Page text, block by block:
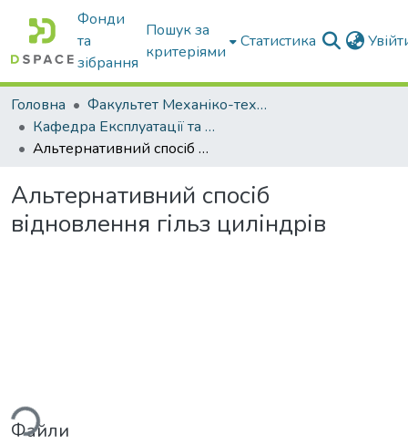
Фонди
та
зібрання
Пошук за
критеріями
Статистика
Головна
Факультет Механіко-технологічний
Кафедра Експлуатації та технічного сервісу машин
Альтернативний спосіб відновлення гільз циліндрів
Альтернативний спосіб
відновлення гільз циліндрів
Файли